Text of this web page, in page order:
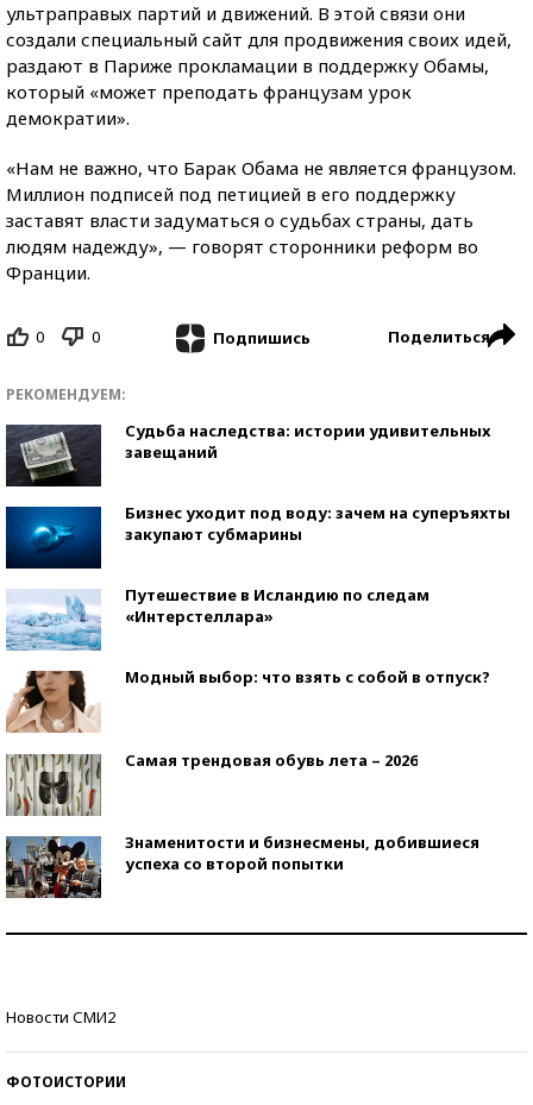
ультраправых партий и движений. В этой связи они
создали специальный сайт для продвижения своих идей,
раздают в Париже прокламации в поддержку Обамы,
который «может преподать французам урок
демократии».
«Нам не важно, что Барак Обама не является французом.
Миллион подписей под петицией в его поддержку
заставят власти задуматься о судьбах страны, дать
людям надежду», — говорят сторонники реформ во
Франции.
0 0 Подпишись Поделиться
РЕКОМЕНДУЕМ:
Судьба наследства: истории удивительных
завещаний
Бизнес уходит под воду: зачем на суперъяхты
закупают субмарины
Путешествие в Исландию по следам
«Интерстеллара»
Модный выбор: что взять с собой в отпуск?
Самая трендовая обувь лета – 2026
Знаменитости и бизнесмены, добившиеся
успеха со второй попытки
Новости СМИ2
ФОТОИСТОРИИ